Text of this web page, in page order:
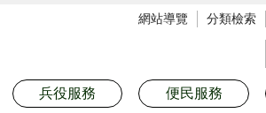
網站導覽 分類檢索
兵役服務 便民服務